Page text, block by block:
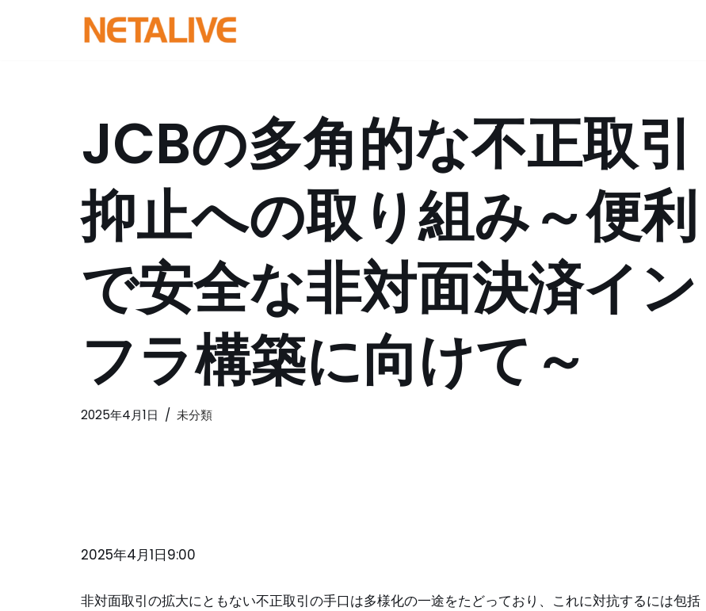
JCBの多角的な不正取引
抑止への取り組み～便利
で安全な非対面決済イン
フラ構築に向けて～
2025年4月1日 未分類
2025年4月1日9:00
非対面取引の拡大にともない不正取引の手口は多様化の一途をたどっており、これに対抗するには包括